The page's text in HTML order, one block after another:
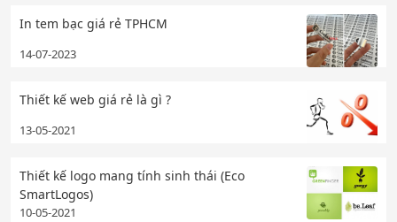
In tem bạc giá rẻ TPHCM
14-07-2023
Thiết kế web giá rẻ là gì ?
13-05-2021
Thiết kế logo mang tính sinh thái (Eco
SmartLogos)
10-05-2021